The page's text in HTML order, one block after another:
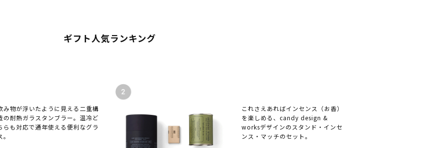
ギフト人気ランキング
み物が浮いたように見える二重構
の耐熱ガラスタンブラー。温冷ど
らも対応で通年使える便利なグラ
。
これさえあればインセンス（お香）
を楽しめる、candy design &
worksデザインのスタンド・インセ
ンス・マッチのセット。